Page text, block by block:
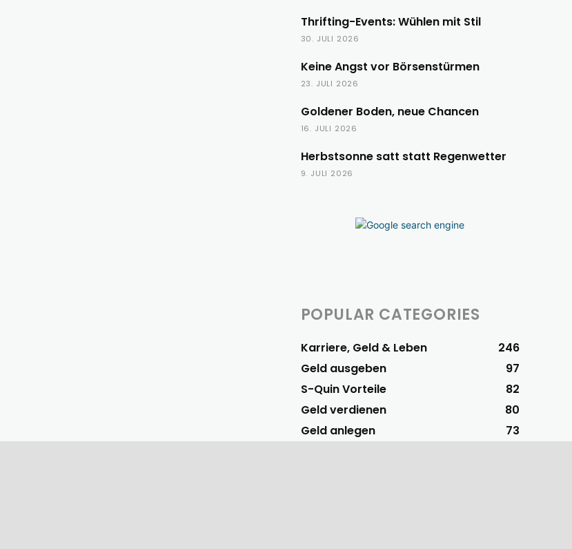
Thrifting-Events: Wühlen mit Stil
30. JULI 2026
Keine Angst vor Börsenstürmen
23. JULI 2026
Goldener Boden, neue Chancen
16. JULI 2026
Herbstsonne satt statt Regenwetter
9. JULI 2026
POPULAR CATEGORIES
Karriere, Geld & Leben
246
Geld ausgeben
97
S-Quin Vorteile
82
Geld verdienen
80
Geld anlegen
73